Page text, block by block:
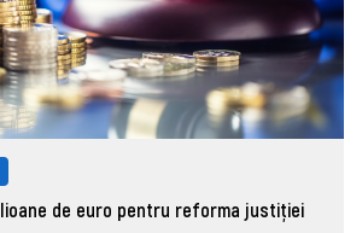
de euro pentru reforma justiției